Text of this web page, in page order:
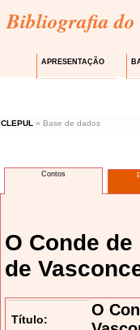
Bibliografia do
APRESENTAÇÃO
CLEPUL » Base de dados
Contos
O Conde
de
Título:
O